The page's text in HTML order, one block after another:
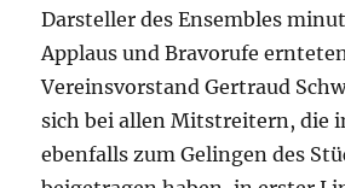
Darsteller des Ensembles
Applaus und Bravorufe
Vereinsvorstand Gertraud
sich bei allen Mitstreitern, die
ebenfalls zum Gelingen des